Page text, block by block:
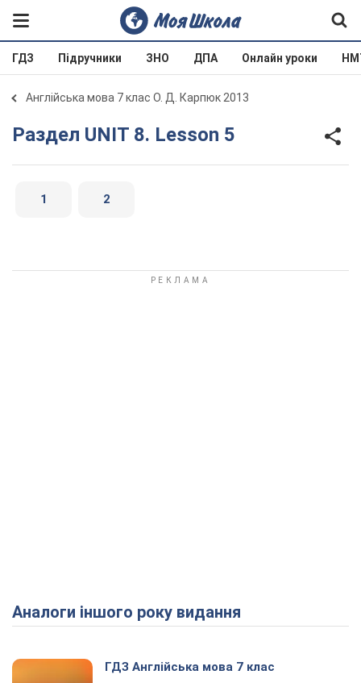
ГДЗ Підручники ЗНО ДПА Онлайн уроки
Англійська мова 7 клас О. Д. Карпюк 2013
Раздел UNIT 8. Lesson 5
1 2
Аналоги іншого року видання
ГДЗ Англійська мова 7 клас